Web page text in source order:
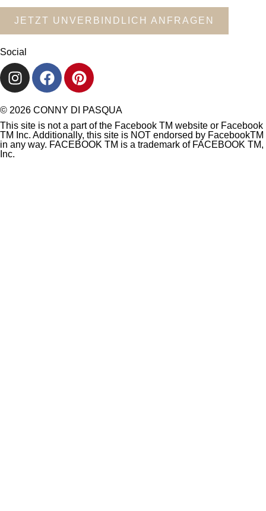
JETZT UNVERBINDLICH ANFRAGEN
Social
© 2026 CONNY DI PASQUA
This site is not a part of the Facebook TM website or Facebook
TM Inc. Additionally, this site is NOT endorsed by FacebookTM
in any way. FACEBOOK TM is a trademark of FACEBOOK TM,
Inc.